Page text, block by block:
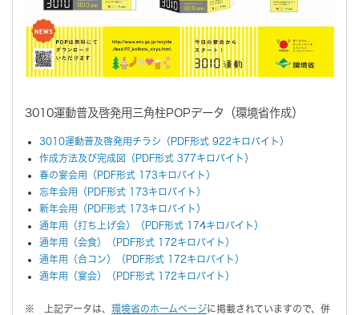
3010運動普及啓発用三角柱POPデータ（環境省作成）
3010運動普及啓発用チラシ（PDF形式 922キロバイト）
作成方法及び完成図（PDF形式 377キロバイト）
春の宴会用（PDF形式 173キロバイト）
忘年会用（PDF形式 173キロバイト）
新年会用（PDF形式 173キロバイト）
通年用（打ち上げ会）（PDF形式 174キロバイト）
通年用（会食）（PDF形式 172キロバイト）
通年用（合コン）（PDF形式 172キロバイト）
通年用（宴会）（PDF形式 172キロバイト）
※ 上記データは、 環境省のホームページに掲載されていますので、併